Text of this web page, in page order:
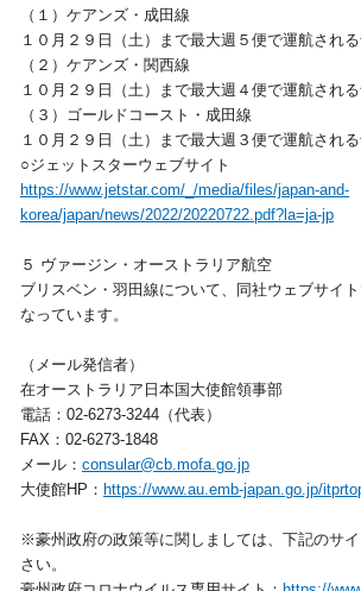
（１）ケアンズ・成田線
１０月２９日（土）まで最大週５便で運航される
（２）ケアンズ・関西線
１０月２９日（土）まで最大週４便で運航される
（３）ゴールドコースト・成田線
１０月２９日（土）まで最大週３便で運航される
○ジェットスターウェブサイト
https://www.jetstar.com/_/media/files/japan-and-
korea/japan/news/2022/20220722.pdf?la=ja-jp
５ ヴァージン・オーストラリア航空
ブリスベン・羽田線について、同社ウェブサイ
なっています。
（メール発信者）
在オーストラリア日本国大使館領事部
電話：02-6273-3244（代表）
FAX：02-6273-1848
メール： consular@cb.mofa.go.jp
大使館HP： https://www.au.emb-japan.go.jp/
※豪州政府の政策等に関しましては、下記のサ
さい。